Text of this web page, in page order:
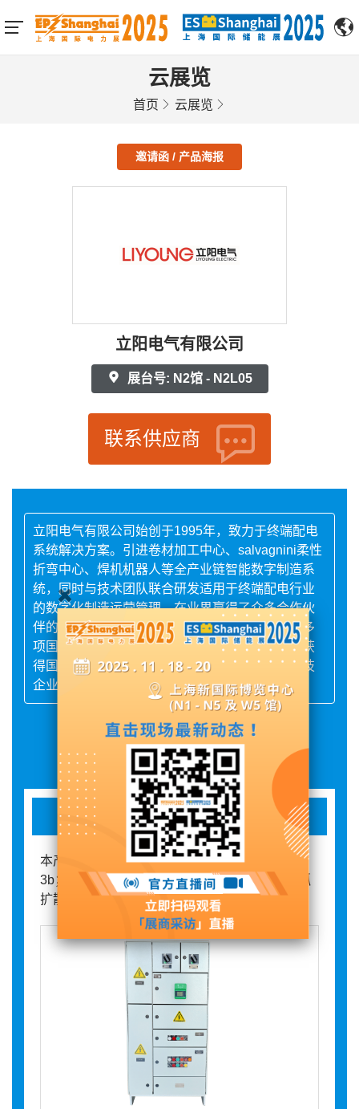
云展览
首页 云展览
邀请函 / 产品海报
立阳电气有限公司
展台号: N2馆 - N2L05
联系供应商
立阳电气有限公司始创于1995年，致力于终端配电
系统解决方案。引进卷材加工中心、salvagnini柔性
折弯中心、焊机机器人等全产业链智能数字制造系
统，同时与技术团队联合研发适用于终端配电行业
的数字化制造运营管理。在业界赢得了众多合作伙
伴的信任，多次被授予金牌供货商等荣誉。取得多
项国家级资质认证证书、发明及新型实用专利，获
得国家高新技术企业、两化融合企业、中小型科技
企业、专精特新中小企业等认定。
展品详情
分隔式配电箱
本产品依据标准的模数化设计，分隔类型可到
3b；按需拼装每个功能单元物理隔绝，杜绝电弧
扩散险；